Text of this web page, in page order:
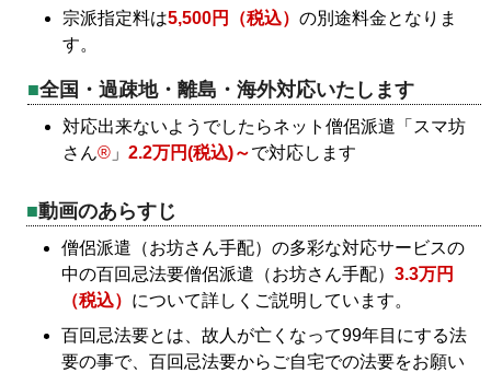
宗派指定料は5,500円（税込） の別途料金となりま
す。
全国・過疎地・離島・海外対応いたします
対応出来ないようでしたらネット僧侶派遣「スマ坊
さん®」 2.2万円(税込)～で対応します
動画のあらすじ
僧侶派遣（お坊さん手配）の多彩な対応サービスの
中の百回忌法要僧侶派遣（お坊さん手配）3.3万円
（税込） について詳しくご説明しています。
百回忌法要とは、故人が亡くなって99年目にする法
要の事で、百回忌法要からご自宅での法要をお願い